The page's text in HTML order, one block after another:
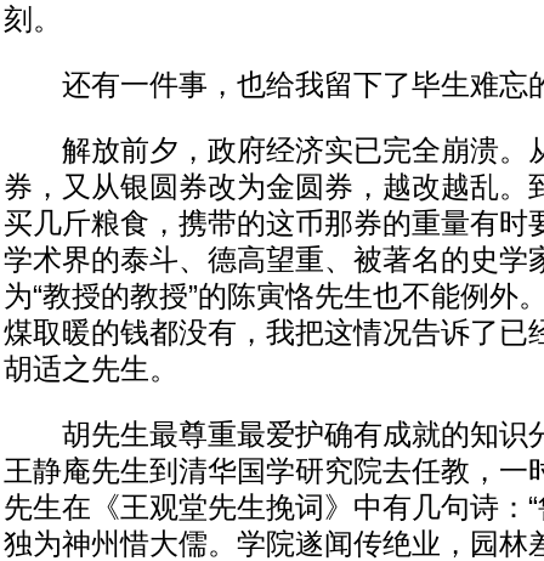
刻。
还有一件事，也给我留下了毕生难忘
解放前夕，政府经济实已完全崩溃。
券，又从银圆券改为金圆券，越改越乱。
买几斤粮食，携带的这币那券的重量有时
学术界的泰斗、德高望重、被著名的史学
为“教授的教授”的陈寅恪先生也不能例外
煤取暖的钱都没有，我把这情况告诉了已
胡适之先生。
胡先生最尊重最爱护确有成就的知识
王静庵先生到清华国学研究院去任教，一
先生在《王观堂先生挽词》中有几句诗：
独为神州惜大儒。学院遂闻传绝业，园林